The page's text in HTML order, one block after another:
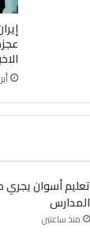
المدارس
منذ ساعتين